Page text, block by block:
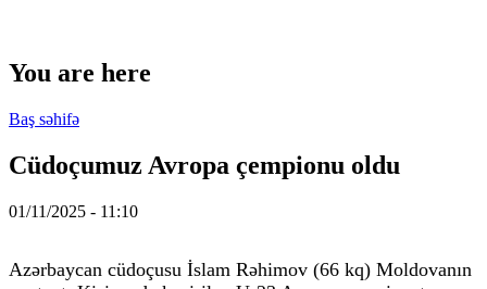
You are here
Baş səhifə
Cüdoçumuz Avropa çempionu oldu
01/11/2025 - 11:10
Azərbaycan cüdoçusu İslam Rəhimov (66 kq) Moldovanın